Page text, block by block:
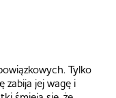
Tylko
zabija jej wagę i